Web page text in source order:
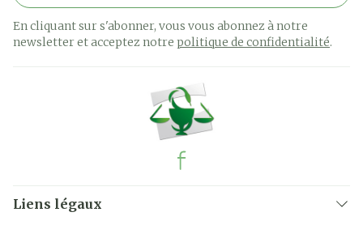
En cliquant sur s'abonner, vous vous abonnez à notre
newsletter et acceptez notre politique de confidentialité.
Liens légaux